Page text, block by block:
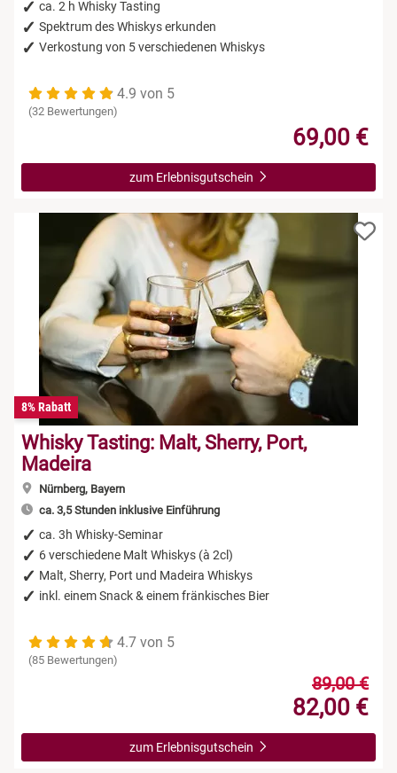
ca. 2 h Whisky Tasting
Spektrum des Whiskys erkunden
Verkostung von 5 verschiedenen Whiskys
4.9 von 5
(32 Bewertungen)
69,00 €
zum Erlebnisgutschein
8% Rabatt
Whisky Tasting: Malt, Sherry, Port,
Madeira
Nürnberg, Bayern
ca. 3,5 Stunden inklusive Einführung
ca. 3h Whisky-Seminar
6 verschiedene Malt Whiskys (à 2cl)
Malt, Sherry, Port und Madeira Whiskys
inkl. einem Snack & einem fränkisches Bier
4.7 von 5
(85 Bewertungen)
89,00 €
82,00 €
zum Erlebnisgutschein